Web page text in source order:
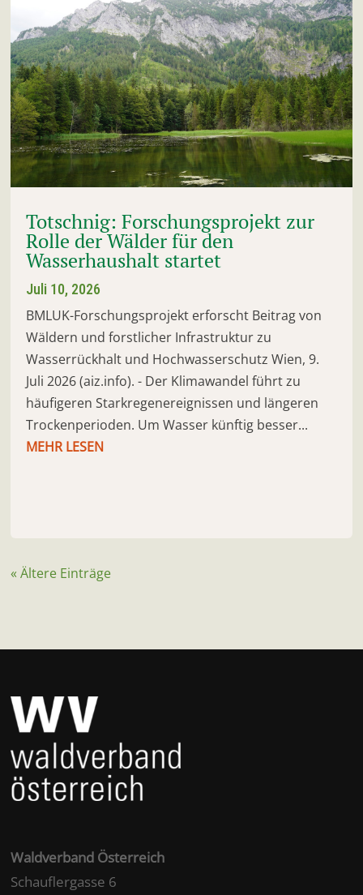
Totschnig: Forschungsprojekt zur
Rolle der Wälder für den
Wasserhaushalt startet
Juli 10, 2026
BMLUK-Forschungsprojekt erforscht Beitrag von
Wäldern und forstlicher Infrastruktur zu
Wasserrückhalt und Hochwasserschutz Wien, 9.
Juli 2026 (aiz.info). - Der Klimawandel führt zu
häufigeren Starkregenereignissen und längeren
Trockenperioden. Um Wasser künftig besser...
MEHR LESEN
« Ältere Einträge
Waldverband Österreich
Schauflergasse 6